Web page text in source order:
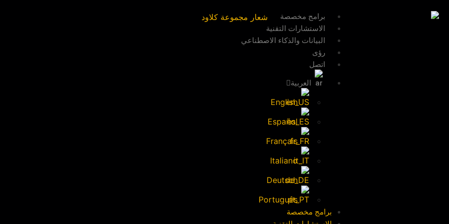
برامج مخصصة
الاستشارات التقنية
البيانات والذكاء الاصطناعي
رؤى
اتصل
العربية
English
Español
Français
Italiano
Deutsch
Português
برامج مخصصة